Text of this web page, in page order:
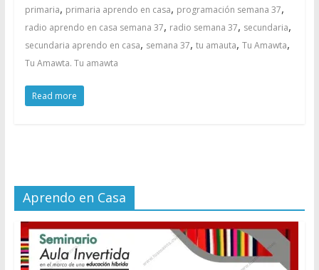
primaria, primaria aprendo en casa, programación semana 37,
radio aprendo en casa semana 37, radio semana 37, secundaria,
secundaria aprendo en casa, semana 37, tu amauta, Tu Amawta,
Tu Amawta. Tu amawta
Read more
Aprendo en Casa